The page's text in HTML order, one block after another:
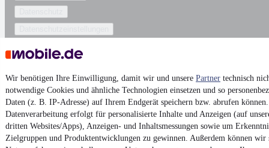
Wir benötigen Ihre Einwilligung, damit wir und unsere Partner technisch
notwendige Cookies und ähnliche Technologien einsetzen und so
Daten (z. B. IP-Adresse) auf Ihrem Endgerät speichern bzw. abrufen
Datenverarbeitung erfolgt für personalisierte Inhalte und Anzeigen (auf
dritten Websites/Apps), Anzeigen- und Inhaltsmessungen sowie um
Zielgruppen und Produktentwicklungen zu gewinnen. Außerdem können wir
Erklärung zur Barrierefreiheit
Powered by
Noch mehrneue Autos unterschiedlicher Marken, auch als
Leasing-Angebote, gibt es bei mobile.de